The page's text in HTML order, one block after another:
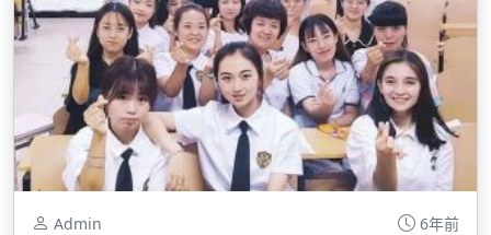
Admin 6年前